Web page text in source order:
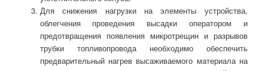
Для снижения нагрузки на элементы устройства,
облегчения проведения высадки оператором и
предотвращения появления микротрещин и разрывов
трубки топливопровода необходимо обеспечить
предварительный нагрев высаживаемого материала на